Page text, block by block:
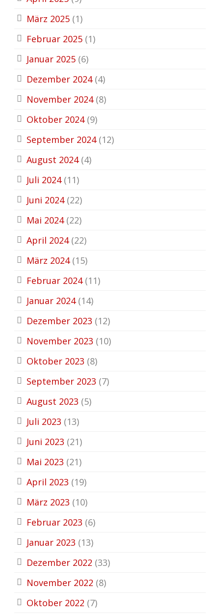
März 2025 (1)
Februar 2025 (1)
Januar 2025 (6)
Dezember 2024(4)
November 2024(8)
Oktober 2024(9)
September 2024(12)
August 2024(4)
Juli 2024(11)
Juni 2024(22)
Mai 2024(22)
April 2024(22)
März 2024(15)
Februar 2024(11)
Januar 2024(14)
Dezember 2023 (12)
November 2023 (10)
Oktober 2023 (8)
September 2023 (7)
August 2023 (5)
Juli 2023 (13)
Juni 2023 (21)
Mai 2023 (21)
April 2023 (19)
März 2023 (10)
Februar 2023 (6)
Januar 2023 (13)
Dezember 2022 (33)
November 2022 (8)
Oktober 2022 (7)